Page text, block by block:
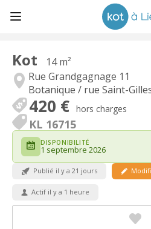
Kot
14 m²
Rue Grandgagnage 11
Botanique / rue Saint-
420 € hors charges
KL 16715
DISPONIBILITÉ
1 septembre 2026
Publié il y a 21 jours
Actif il y a 1 heure